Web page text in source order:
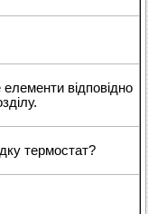
елементи відповідно
термостат?